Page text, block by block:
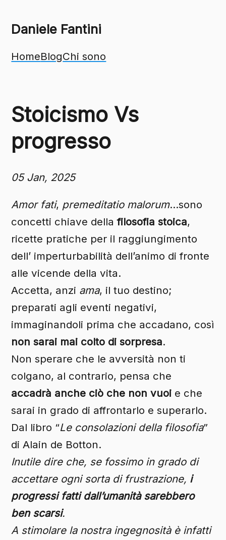
Daniele Fantini
HomeBlogChi sono
Stoicismo Vs
progresso
05 Jan, 2025
Amor fati, premeditatio malorum…sono
concetti chiave dellafilosofia stoica,
ricette pratiche per il raggiungimento
dell’ imperturbabilità dell’animo di fronte
alle vicende della vita.
Accetta, anzi ama, il tuo destino;
preparati agli eventi negativi,
immaginandoli prima che accadano, così
non sarai mai colto di sorpresa.
Non sperare che le avversità non ti
colgano, al contrario, pensa che
accadrà anche ciò che non vuoi e che
sarai in grado di affrontarlo e superarlo.
Dal libro “Le consolazioni della filosofia”
di Alain de Botton.
Inutile dire che, se fossimo in grado di
accettare ogni sorta di frustrazione, i
progressi fatti dall’umanità sarebbero
ben scarsi.
A stimolare la nostra ingegnosità è infatti